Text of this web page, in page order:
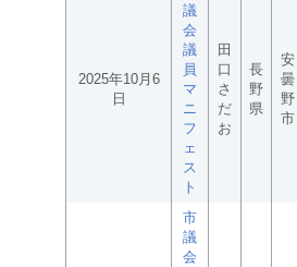
2025年10月6
日
議
会
議
員
マ
ニ
フ
ェ
ス
ト
田
口
さ
だ
お
長
野
県
安
曇
野
市
市
議
会